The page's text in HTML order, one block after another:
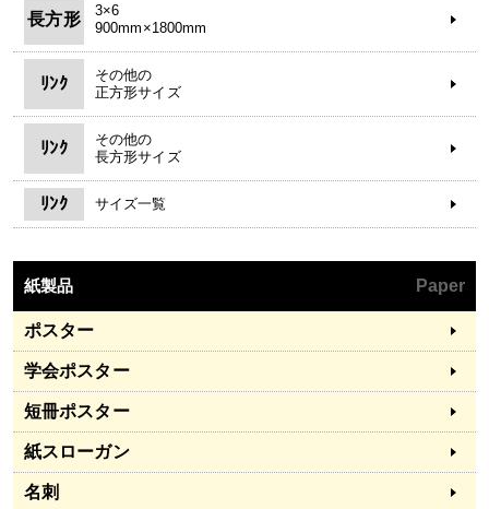
長方形
3×6
900mm×1800mm
ﾘﾝｸ
その他の
正方形サイズ
ﾘﾝｸ
その他の
長方形サイズ
ﾘﾝｸ サイズ一覧
紙製品 Paper
ポスター
学会ポスター
短冊ポスター
紙スローガン
名刺